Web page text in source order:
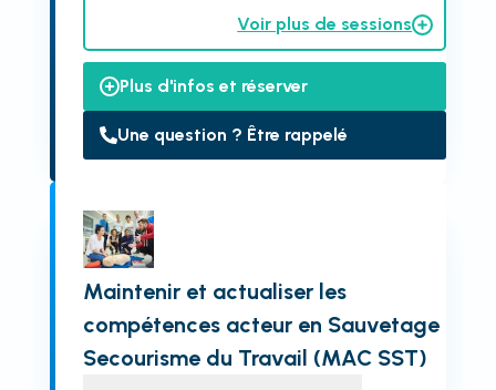
Voir plus de sessions
Plus d'infos et réserver
Une question ? Être rappelé
Maintenir et actualiser les
compétences acteur en Sauvetage
Secourisme du Travail (MAC SST)